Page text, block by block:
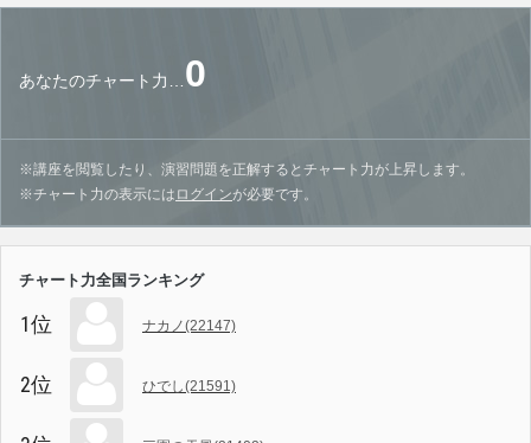
あなたのチャート力… 0
※講座を閲覧したり、演習問題を正解するとチャート力が上昇します。
※チャート力の表示には ログインが必要です。
チャート力全国ランキング
1位 ナカノ(22147)
2位 ひでし(21591)